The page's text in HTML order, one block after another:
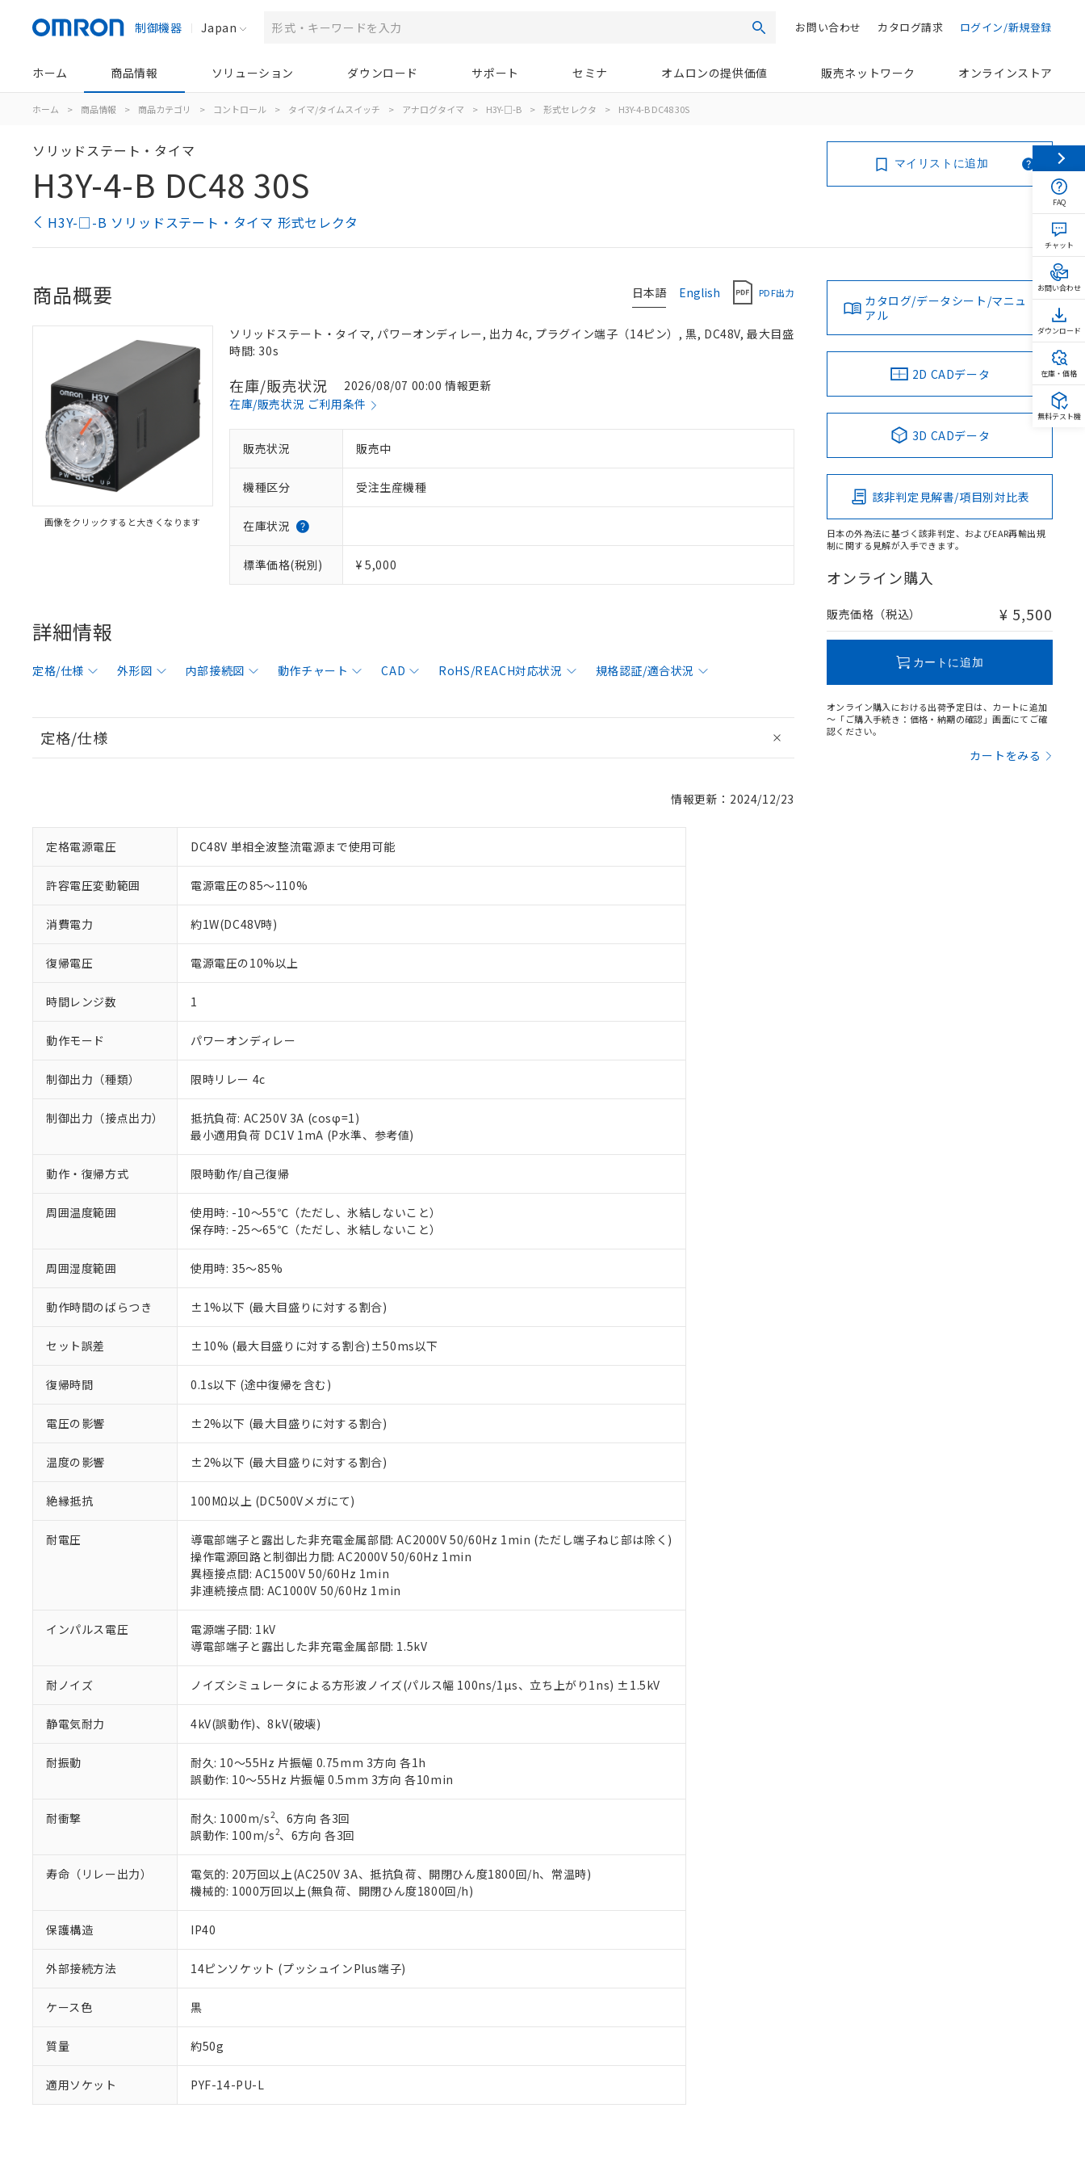
制御機器 Japan 検索 ログイン/新規登録
カタログ請求
お問い合わせ
ホーム 商品情報 ソリューション ダウンロード サポート セミナ オムロンの提供価値 販売ネットワーク オンラインストア
ホーム > 商品情報 > 商品カテゴリ > コントロール > タイマ/タイムスイッチ > アナログタイマ > H3Y-□-B > 形式セレクタ > H3Y-4-B DC48 30S
ソリッドステート・タイマ
H3Y-4-B DC48 30S
H3Y-□-B ソリッドステート・タイマ 形式セレクタ
マイリストに追加
日本語 English PDF出力
商品概要
画像をクリックすると大きくなります
ソリッドステート・タイマ, パワーオンディレー, 出力 4c, プラグイン端子（14ピン）, 黒, DC48V, 最大目盛
時間: 30s
在庫/販売状況
2026/08/07 00:00 情報更新
在庫/販売状況 ご利用条件
販売状況 販売中
機種区分 受注生産機種
在庫状況
標準価格(税別) ¥ 5,000
詳細情報
定格/仕様 外形図 内部接続図 動作チャート CAD RoHS/REACH対応状況 規格認証/適合状況
定格/仕様
情報更新：2024/12/23
定格電源電圧 DC48V 単相全波整流電源まで使用可能
許容電圧変動範囲 電源電圧の85～110%
消費電力 約1W(DC48V時)
復帰電圧 電源電圧の10%以上
時間レンジ数 1
動作モード パワーオンディレー
制御出力（種類） 限時リレー 4c
制御出力（接点出力）
抵抗負荷: AC250V 3A (cosφ=1)
最小適用負荷 DC1V 1mA (P水準、参考値)
動作・復帰方式 限時動作/自己復帰
周囲温度範囲
使用時: -10～55℃（ただし、氷結しないこと）
保存時: -25～65℃（ただし、氷結しないこと）
周囲湿度範囲 使用時: 35～85%
動作時間のばらつき ±1%以下 (最大目盛りに対する割合)
セット誤差 ±10% (最大目盛りに対する割合)±50ms以下
復帰時間 0.1s以下 (途中復帰を含む)
電圧の影響 ±2%以下 (最大目盛りに対する割合)
温度の影響 ±2%以下 (最大目盛りに対する割合)
絶縁抵抗 100MΩ以上 (DC500Vメガにて)
耐電圧
導電部端子と露出した非充電金属部間: AC2000V 50/60Hz 1min (ただし端子ねじ部は除く)
操作電源回路と制御出力間: AC2000V 50/60Hz 1min
異極接点間: AC1500V 50/60Hz 1min
非連続接点間: AC1000V 50/60Hz 1min
インパルス電圧
電源端子間: 1kV
導電部端子と露出した非充電金属部間: 1.5kV
耐ノイズ ノイズシミュレータによる方形波ノイズ(パルス幅 100ns/1µs、立ち上がり1ns) ±1.5kV
静電気耐力 4kV(誤動作)、8kV(破壊)
耐振動
耐久: 10～55Hz 片振幅 0.75mm 3方向 各1h
誤動作: 10～55Hz 片振幅 0.5mm 3方向 各10min
耐衝撃 耐久: 1000m/s2、6方向 各3回
誤動作: 100m/s2、6方向 各3回
寿命（リレー出力）
電気的: 20万回以上(AC250V 3A、抵抗負荷、開閉ひん度1800回/h、常温時)
機械的: 1000万回以上(無負荷、開閉ひん度1800回/h)
保護構造 IP40
外部接続方法 14ピンソケット (プッシュインPlus端子)
ケース色 黒
質量 約50g
適用ソケット PYF-14-PU-L
カタログ/データシート/マニュ
アル
2D CADデータ
3D CADデータ
該非判定見解書/項目別対比表
日本の外為法に基づく該非判定、およびEAR再輸出規
制に関する見解が入手できます。
オンライン購入
販売価格（税込） ¥ 5,500
カートに追加
オンライン購入における出荷予定日は、カートに追加
～「ご購入手続き：価格・納期の確認」画面にてご確
認ください。
カートをみる
ご利用条件
本サービスは、当社制御機器事業取扱商品の当社在庫状況および標準価格(税抜)を提供させていただ
くものです。
当社制御機器事業取扱商品の中には、本サービスの対象外となる商品もあることをご了承ください。
在庫状況および標準価格照会結果は、記載している更新日時点での社内データに基づき作成されるも
のであり、閲覧された時点での実際の在庫および標準価格とは異なる場合があることをご了承くださ
正式な納期状況および標準価格はお客様のお取引先、またはお客様担当のオムロン制御機器販売店・
当社販売員にご相談ください。
オムロン制御機器販売店や当社販売拠点は「
在庫状況および標準価格結果を当社の事前の承諾なく第三者に漏洩または開示しないようお願いしま
す。
マイパーツ機能（部品リスト作成サービス）をご利用いただくには、I-Webメンバーズにご登録され
お客様が当ウェブサイト上で当社にご登録された部品リストについて、当社および当社の共同利用者
が、当社の製品・サービスに関するお客様との取引・商談に必要な範囲で利用することをご了承くだ
さい。
いる法人を指します。
対応済み：EU RoHS指令（10物質）の非含有に対応した製品が提供可能な商品です。
対応予定：EU RoHS指令（10物質）の非含有に対応した製品に切り替える予定のある商品です。
対応予定なし：EU RoHS指令（10物質）の非含有に非対応の商品で、対応品を出す予定はありません。
調査・確認中：EU RoHS指令（10物質）の非含有の対応状況を調査中または確認中の商品です。
仕入先様の事情により、非含有部品としていたものが、含有品と判明した場合などやむを得ず変更すること
があります。
*EU RoHS指令（10物質）：
鉛(Pb) 1000ppm以下、 水銀(Hg) 1000ppm以下、 カドミウム(Cd) 100ppm以下、
フタル酸ビス(2-エチルヘキシル) (DEHP)(別名：DOP) 1000ppm以下、フタル酸ブチルベンジル（BBP） 1000ppm以下、フタル酸ジブチ
フタル酸エステル類の４物質については閾値を超える意図的な使用がないことを確認しています。
※2 対応予定月
部品在庫の切り替え状況などにより、予定月が前後することがあります。
※3 非含有証明書ダウンロード
下記の非含有証明書をダウンロードすることができます。
EU RoHS指令（10物質）の非含有証明書
51物質の非含有証明書（当社基準）
また、RoHS指令のフタル酸エステル類４物質の対応では、対応完了までの期間は出荷製品に未対応品が
混在することから備考欄に対応日を記載しておりました。
既に当社にて対応品への在庫切替を完了していることから、特段のことがない限り、2022年1月12日よ
り割愛しております。
※1 中国RoHS○×表
「○」：最大均質材料含有率が中国RoHSの基準値以下であることを示します。
「×」：最大均質材料含有率が中国RoHSの基準値を超えていることを示します。
「－」：未確認です。当社販売部門へお問い合わせください。
*中国RoHS10物質の基準値 (GB/T26572)：
Pb(鉛) :1000ppm、 Hg(水銀) : 1000ppm、 Cd(カドミウム) : 100ppm、
Cr(Ⅵ)(六価クロム) : 1000ppm、 PBBs(ポリ臭化ビフェニル類) : 1000ppm、 PBDEs(ポリ臭化ジフェニルエーテル類) : 1000ppm、
DBP(フタル酸ジブチル) : 1000ppm、 DIBP(フタル酸ジイソブチル) : 1000ppm、 BBP(フタル酸ブチルベンジル) : 1000ppm、
DEHP(フタル酸ビス(2-エチルヘキシル)) : 1000ppm
※2 環境保護使用期限
「ｅ」：有害物質（10物質）のすべてが基準値以下であることを示します。
味します。
「－」：未確認です。当社販売部門へお問い合わせください。
当社は、これら貴社製品のうち、外国為替および外国貿易法に定める商品（以下｢規制貨物等」とい
う）を輸出または国外への提供する場合は、日本国政府の輸出許可(または役務取引許可)を取得する
などの必要な手続きをとります。
当社は規制貨物を破棄する場合は、完全に破砕するなど、違法に輸出されないよう必要な手段を講じ
ます。
置等に一切使用いたしません。
当社は、貴社製品を第三者に販売する場合は、上記1、2および3の内容を当該第三者に通知します。
また当社は、販売先および販売に係わる関係者が違法に輸出するおそれがある場合は、取り引きをい
たしません。
合意する キャンセル
号
説明
○ 一定数以上の在庫あり
△ 一定数には満たないが在庫あり
－
在庫なし(最新の在庫状況については、お客様のお取引先、またはお客様担当のオムロン制御
空
受注生産機種、また在庫状況の情報を公開していない機種
FAQ
チャット
お問い合わせ
ダウンロード
在庫・価格
無料テスト機